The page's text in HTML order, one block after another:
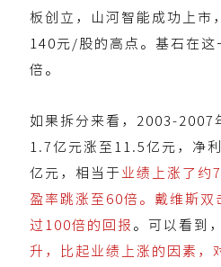
板创立，山河智能成功上市
140元/股的高点。基石在这
倍。
如果拆分来看，2003-2007
1.7亿元涨至11.5亿元，净
亿元，相当于 业绩上涨了约
盈率跳涨至60倍。戴维斯双
过100倍的回报 。可以看到，
升，比起业绩上涨的因素，